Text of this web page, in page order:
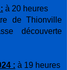
à 20 heures
de Thionville
découverte
: à 19 heures